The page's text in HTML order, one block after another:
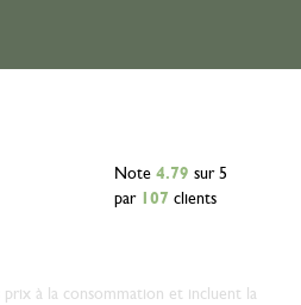
Note 4.79 sur 5
par
107 clients
prix à la consommation et incluent la